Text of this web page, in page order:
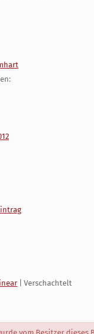
| Verschachtelt